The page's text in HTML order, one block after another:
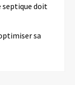
septique doit
sa